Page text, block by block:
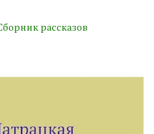
рассказов